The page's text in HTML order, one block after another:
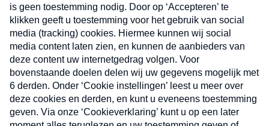
Nieuwsbrief
Neem hier een gratis abonnement op onze